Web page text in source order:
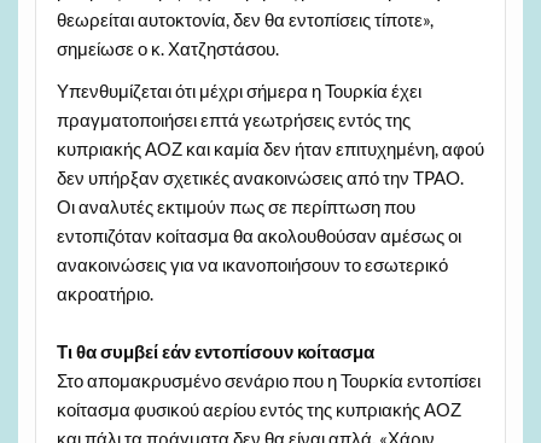
θεωρείται αυτοκτονία, δεν θα εντοπίσεις τίποτε»,
σημείωσε ο κ. Χατζηστάσου.
Υπενθυμίζεται ότι μέχρι σήμερα η Τουρκία έχει
πραγματοποιήσει επτά γεωτρήσεις εντός της
κυπριακής ΑΟΖ και καμία δεν ήταν επιτυχημένη, αφού
δεν υπήρξαν σχετικές ανακοινώσεις από την ΤPAO.
Οι αναλυτές εκτιμούν πως σε περίπτωση που
εντοπιζόταν κοίτασμα θα ακολουθούσαν αμέσως οι
ανακοινώσεις για να ικανοποιήσουν το εσωτερικό
ακροατήριο.
Τι θα συμβεί εάν εντοπίσουν κοίτασμα
Στο απομακρυσμένο σενάριο που η Τουρκία εντοπίσει
κοίτασμα φυσικού αερίου εντός της κυπριακής ΑΟΖ